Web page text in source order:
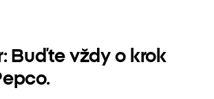
Buďte vždy o krok